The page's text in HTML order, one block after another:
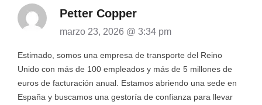
Petter Copper
marzo 23, 2026 @ 3:34 pm
Estimado, somos una empresa de transporte del Reino
Unido con más de 100 empleados y más de 5 millones de
euros de facturación anual. Estamos abriendo una sede en
España y buscamos una gestoría de confianza para llevar